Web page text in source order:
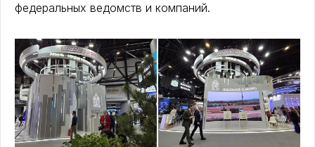
федеральных ведомств и компаний.